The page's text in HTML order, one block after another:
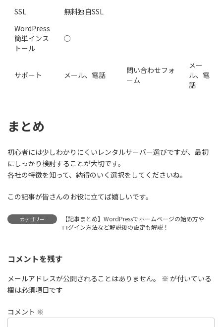
SSL
無料独自SSL
WordPress
簡単インス
トール
○
サポート メール、電話
問い合わせフォ
ーム
メー
ル、電
話
まとめ
初心者には少しわかりにくいレンタルサーバー選びですが、 最初
にしっかり検討することが大切です。
各社の特徴を知って、納得のいく選択をしてくださいね。
この記事が皆さんのお役に立てば嬉しいです。
カテゴリー
【記事まとめ】WordPressでホームページの始め方や
ログイン方法など解説後の設定も解説！
コメントを残す
メールアドレスが公開されることはありません。 ※ が付いている
欄は必須項目です
コメント ※